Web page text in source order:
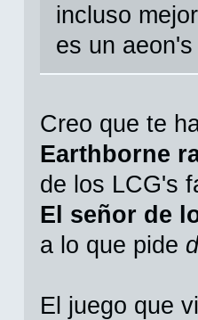
incluso
es un
Creo que te
Earthborne
de los LCG's
El señor de
a lo que pide
El juego que